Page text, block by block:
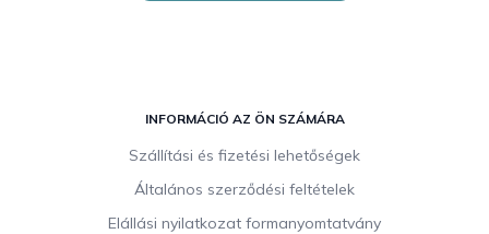
INFORMÁCIÓ AZ ÖN SZÁMÁRA
Szállítási és fizetési lehetőségek
Általános szerződési feltételek
Elállási nyilatkozat formanyomtatvány